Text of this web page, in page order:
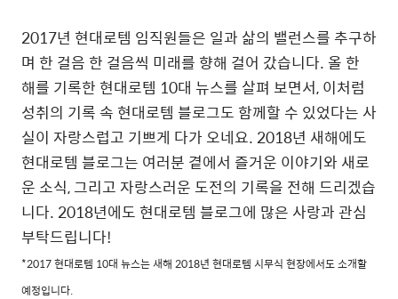
2017년 현대로템 임직원들은 일과 삶의 밸런스를 추구하
며 한 걸음 한 걸음씩 미래를 향해 걸어 갔습니다. 올 한
해를 기록한 현대로템 10대 뉴스를 살펴 보면서, 이처럼
성취의 기록 속 현대로템 블로그도 함께할 수 있었다는 사
실이 자랑스럽고 기쁘게 다가 오네요. 2018년 새해에도
현대로템 블로그는 여러분 곁에서 즐거운 이야기와 새로
운 소식, 그리고 자랑스러운 도전의 기록을 전해 드리겠습
니다. 2018년에도 현대로템 블로그에 많은 사랑과 관심
부탁드립니다!
*2017 현대로템 10대 뉴스는 새해 2018년 현대로템 시무식 현장에서도 소개할
예정입니다.